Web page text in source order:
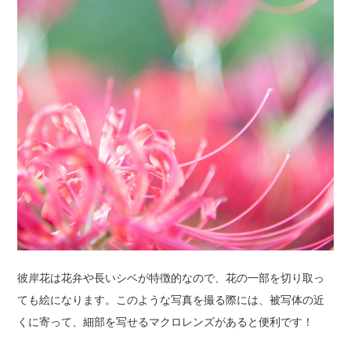
彼岸花は花弁や長いシベが特徴的なので、花の一部を切り取っ
ても絵になります。このような写真を撮る際には、被写体の近
くに寄って、細部を写せるマクロレンズがあると便利です！